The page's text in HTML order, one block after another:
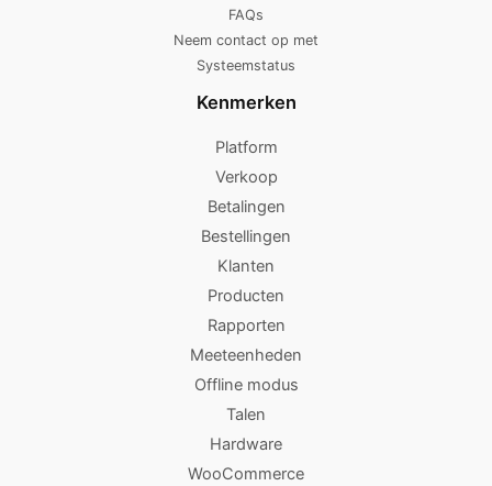
FAQs
Neem contact op met
Systeemstatus
Kenmerken
Platform
Verkoop
Betalingen
Bestellingen
Klanten
Producten
Rapporten
Meeteenheden
Offline modus
Talen
Hardware
WooCommerce